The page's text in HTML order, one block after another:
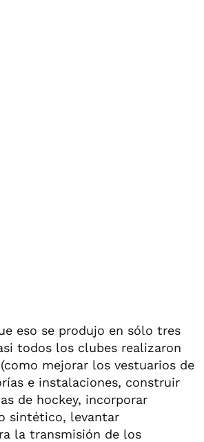
eso se produjo en sólo tres
todos los clubes realizaron
mejorar los vestuarios de
e instalaciones, construir
de hockey, incorporar
sintético, levantar
la transmisión de los